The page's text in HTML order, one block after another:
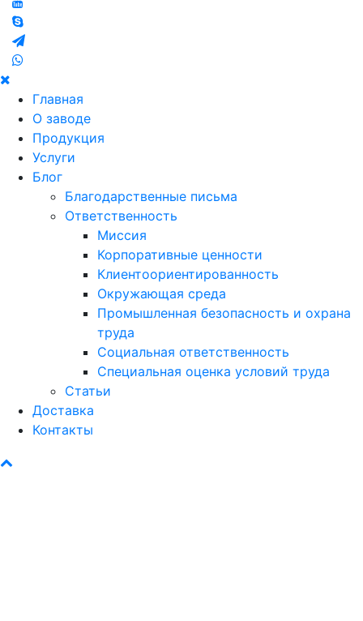
Главная
О заводе
Продукция
Услуги
Блог
Благодарственные письма
Ответственность
Миссия
Корпоративные ценности
Клиентоориентированность
Окружающая среда
Промышленная безопасность и охрана
труда
Социальная ответственность
Специальная оценка условий труда
Статьи
Доставка
Контакты